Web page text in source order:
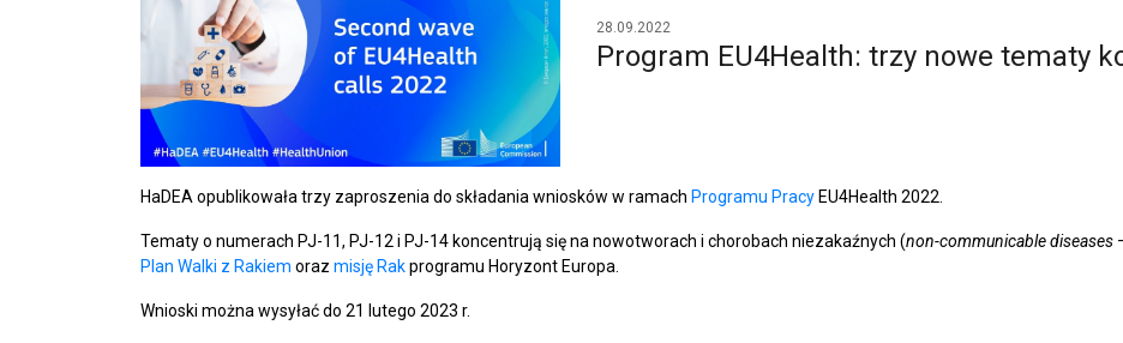
28.09.2022
Program EU4Health: trzy nowe tematy
HaDEA opublikowała trzy zaproszenia do składania wniosków w ramach Programu Pracy EU4Health 2022.
Tematy o numerach PJ-11, PJ-12 i PJ-14 koncentrują się na nowotworach i chorobach niezakaźnych (non-communicable diseases
Plan Walki z Rakiem oraz misję Rakprogramu Horyzont Europa.
Wnioski można wysyłać do 21 lutego 2023 r.